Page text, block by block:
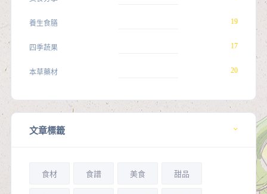
養生食膳 19
四季蔬果 17
本草藥材 20
文章標籤
食材 食譜 美食 甜品